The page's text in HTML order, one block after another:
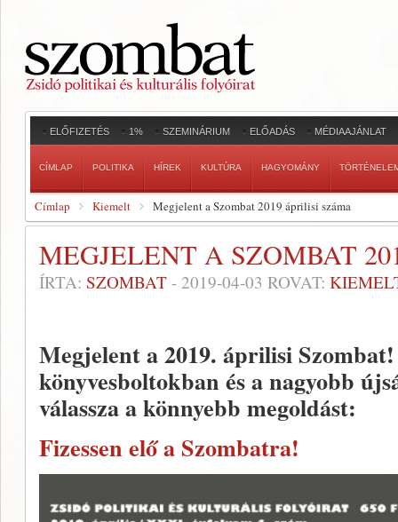
ELŐFIZETÉS 1% SZEMINÁRIUM ELŐADÁS MÉDIAAJÁNLAT
CÍMLAP POLITIKA HÍREK KULTÚRA HAGYOMÁNY
Címlap Kiemelt Megjelent a Szombat 2019 áprilisi száma
MEGJELENT A SZOMBAT
ÍRTA: SZOMBAT - 2019-04-03 ROVAT:
Megjelent a 2019. áprilisi
könyvesboltokban és a nagyobb
válassza a könnyebb megoldást:
Fizessen elő a Szombatra!